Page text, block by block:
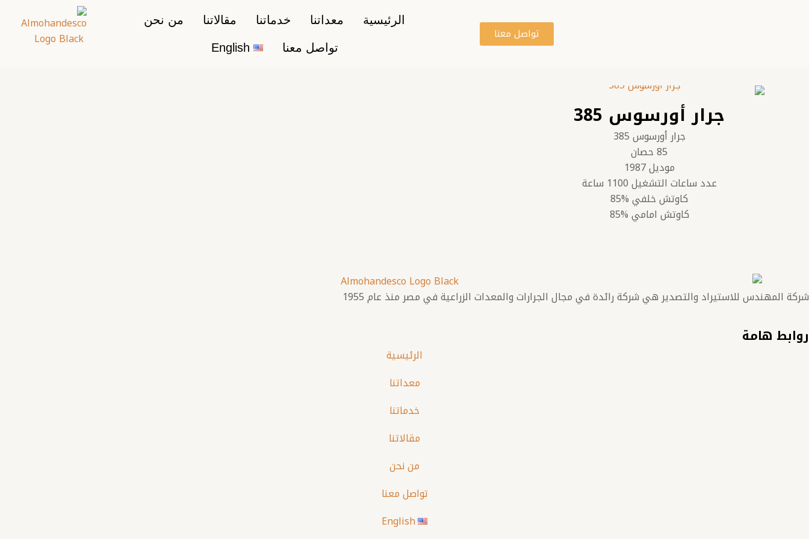
الرئيسية معداتنا خدماتنا مقالاتنا من نحن
تواصل معنا English
تواصل معنا
جرار أورسوس 385
جرار أورسوس 385
85 حصان
موديل 1987
عدد ساعات التشغيل 1100 ساعة
كاوتش خلفي %85
كاوتش امامي %85
شركة المهندس للاستيراد والتصدير هي شركة رائدة في مجال الجرارات والمعدات الزراعية في مصر منذ عام 1955
روابط هامة
الرئيسية
معداتنا
خدماتنا
مقالاتنا
من نحن
تواصل معنا
English